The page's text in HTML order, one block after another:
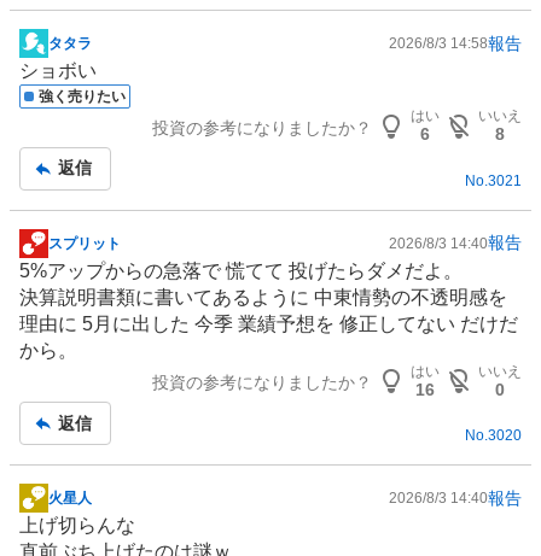
掲
示
板
タタラ 2026/8/3 14:58報告
ショボい
強く売りたい
投資の参考になりましたか？
はい
6
いいえ
8
返信
No. 3021
掲
示
板
記
事
スプリット 2026/8/3 14:40報告
5%アップからの急落で 慌てて 投げたらダメだよ。
決算説明書類に書いてあるように 中東情勢の不透明感を
理由に 5月に出した 今季 業績予想を 修正してない だけだ
から。
投資の参考になりましたか？
はい
16
いいえ
0
返信
No.3020
掲
示
火星人 2026/8/3 14:40報告
上げ切らんな